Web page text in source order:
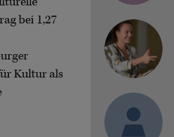
bei 1,27
Kultur als